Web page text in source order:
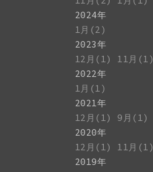
2024年
1月(2)
2023年
12月(1)
11月(1)
2022年
1月(1)
2021年
12月(1)
9月(1)
2020年
12月(1)
11月(1)
2019年